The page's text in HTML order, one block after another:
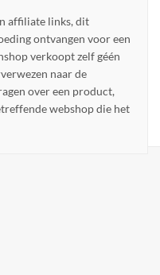
affiliate links, dit
ontvangen voor een
verkoopt zelf géén
naar de
over een product,
webshop die het